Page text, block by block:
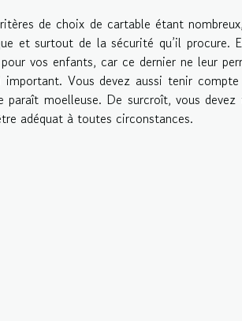
de choix de cartable étant
et surtout de la sécurité qu’il procure.
vos enfants, car ce dernier ne leur
important. Vous devez aussi tenir
paraît moelleuse. De surcroît, vous
adéquat à toutes circonstances.